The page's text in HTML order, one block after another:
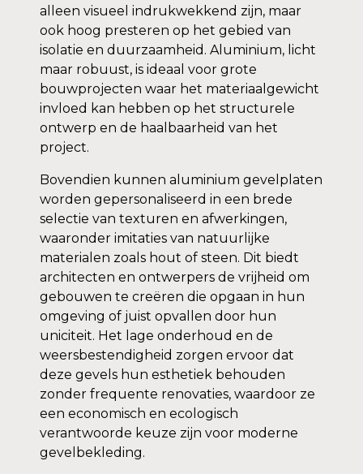
alleen visueel indrukwekkend zijn, maar
ook hoog presteren op het gebied van
isolatie en duurzaamheid. Aluminium, licht
maar robuust, is ideaal voor grote
bouwprojecten waar het materiaalgewicht
invloed kan hebben op het structurele
ontwerp en de haalbaarheid van het
project.
Bovendien kunnen aluminium gevelplaten
worden gepersonaliseerd in een brede
selectie van texturen en afwerkingen,
waaronder imitaties van natuurlijke
materialen zoals hout of steen. Dit biedt
architecten en ontwerpers de vrijheid om
gebouwen te creëren die opgaan in hun
omgeving of juist opvallen door hun
uniciteit. Het lage onderhoud en de
weersbestendigheid zorgen ervoor dat
deze gevels hun esthetiek behouden
zonder frequente renovaties, waardoor ze
een economisch en ecologisch
verantwoorde keuze zijn voor moderne
gevelbekleding.